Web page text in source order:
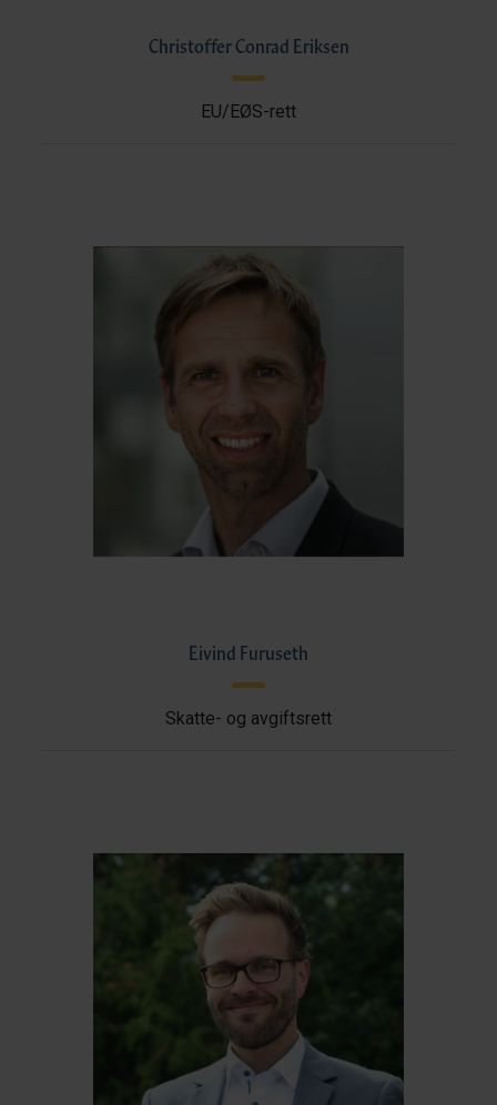
Christoffer Conrad Eriksen
EU/EØS-rett
Eivind Furuseth
Skatte- og avgiftsrett